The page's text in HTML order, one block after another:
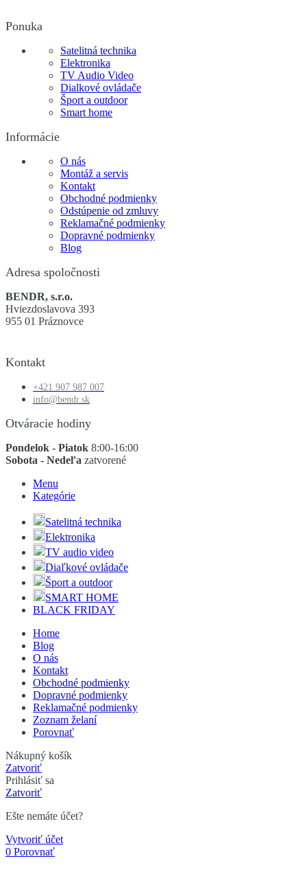
Ponuka
Satelitná technika
Elektronika
TV Audio Video
Dialkové ovládače
Šport a outdoor
Smart home
Informácie
O nás
Montáž a servis
Kontakt
Obchodné podmienky
Odstúpenie od zmluvy
Reklamačné podmienky
Dopravné podmienky
Blog
Adresa spoločnosti
BENDR, s.r.o.
Hviezdoslavova 393
955 01 Práznovce
Kontakt
+421 907 987 007
info@bendr.sk
Otváracie hodiny
Pondelok - Piatok 8:00-16:00
Sobota - Nedeľa zatvorené
Menu
Kategórie
Satelitná technika
Elektronika
TV audio video
Diaľkové ovládače
Šport a outdoor
SMART HOME
BLACK FRIDAY
Home
Blog
O nás
Kontakt
Obchodné podmienky
Dopravné podmienky
Reklamačné podmienky
Zoznam želaní
Porovnať
Nákupný košík
Zatvoriť
Prihlásiť sa
Zatvoriť
Ešte nemáte účet?
Vytvoriť účet
0 Porovnať